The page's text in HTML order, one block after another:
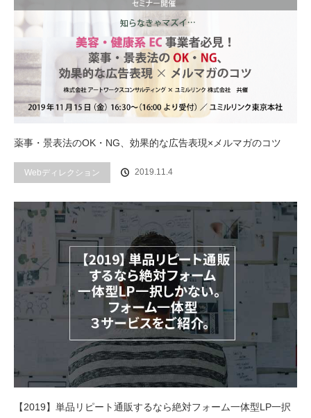
薬事・景表法のOK・NG、効果的な広告表現×メルマガのコツ
Webディレクション 2019.11.4
【2019】単品リピート通販するなら絶対フォーム一体型LP一択